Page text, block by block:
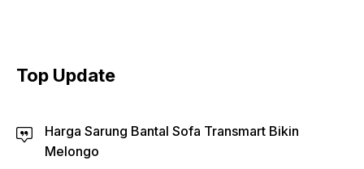
Top Update
Harga Sarung Bantal Sofa Transmart Bikin
Melongo